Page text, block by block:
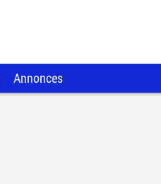
Annonces